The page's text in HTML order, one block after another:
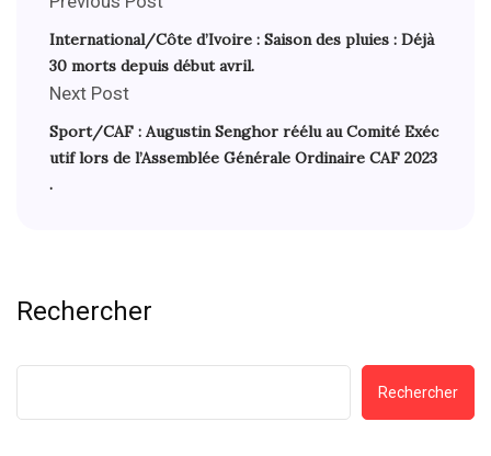
International/Côte d’Ivoire : Saison des pluies : Déjà
30 morts depuis début avril.
Next Post
Sport/CAF : Augustin Senghor réélu au Comité Exéc
utif lors de l’Assemblée Générale Ordinaire CAF 2023
.
Rechercher
Rechercher